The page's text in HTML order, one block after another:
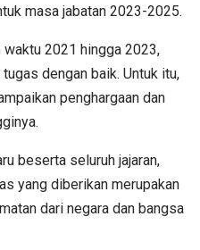
masa jabatan 2023-2025.
waktu 2021 hingga 2023,
dengan baik. Untuk itu,
penghargaan dan
beserta seluruh jajaran,
yang diberikan merupakan
dari negara dan bangsa